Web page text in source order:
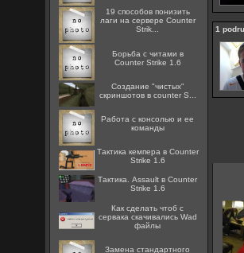
19 способов понизить
лаги на сервере Counter
Strik...
Борьба с читами в
Counter Strike 1.6
Создание "чистых"
скриншотов в counter S...
Работа с консолью и ее
команды
Тактика кемпера в Counter
Strike 1.6
Тактика. Assault в Counter
Strike 1.6
Как сделать чтоб с
сервака скачивались Wad
файлы
Замена стандартного
1